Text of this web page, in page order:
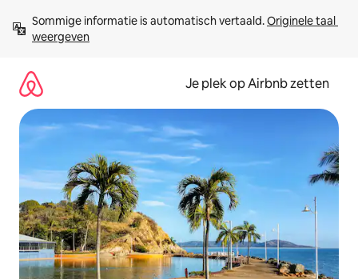
direct
naar
Sommige informatie is automatisch vertaald. Originele taal
weergeven
Je plek op Airbnb zetten